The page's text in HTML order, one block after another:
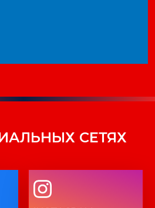
СЕТЯХ